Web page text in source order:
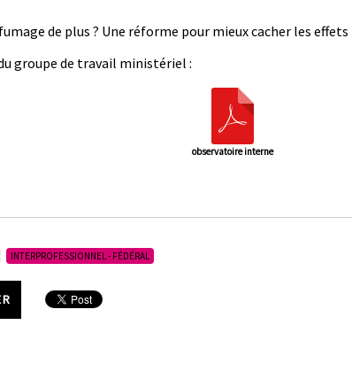
de plus ? Une réforme pour mieux cacher les effets
groupe de travail ministériel :
observatoire interne
INTERPROFESSIONNEL - FÉDÉRAL